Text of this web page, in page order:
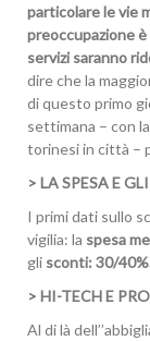
particolare le vie
preoccupazione
servizi saranno
dire che la
di questo primo
settimana – con
torinesi in città –
> LA SPESA E
I primi dati sullo
vigilia: la spesa
gli sconti: 30/
> HI-TECH E
Al di là